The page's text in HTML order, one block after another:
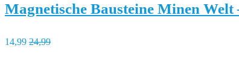
Magnetische Bausteine Minen
14,99 24,99